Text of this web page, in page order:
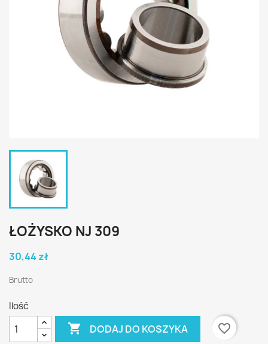
ŁOŻYSKO NJ 309
30,44 zł
Brutto
Ilość
 DODAJ DO KOSZYKA favorite_border